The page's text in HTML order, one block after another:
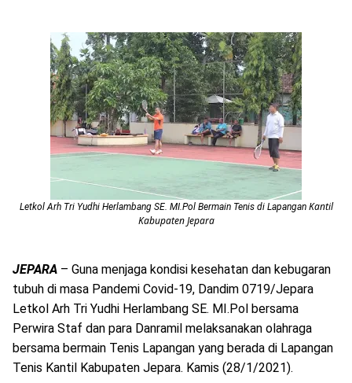
Letkol Arh Tri Yudhi Herlambang SE. MI.Pol Bermain Tenis di Lapangan Kantil
Kabupaten Jepara
JEPARA – Guna menjaga kondisi kesehatan dan kebugaran
tubuh di masa Pandemi Covid-19, Dandim 0719/Jepara
Letkol Arh Tri Yudhi Herlambang SE. MI.Pol bersama
Perwira Staf dan para Danramil melaksanakan olahraga
bersama bermain Tenis Lapangan yang berada di Lapangan
Tenis Kantil Kabupaten Jepara. Kamis (28/1/2021).